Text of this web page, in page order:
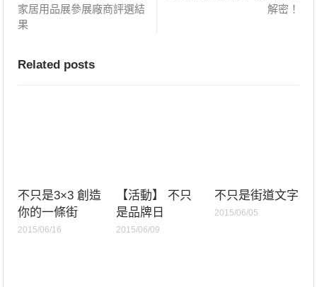
家居用品展參展廠商評選結
果
解密！
Related posts
不只是3×3 創造
你的一條街
2015/06/16
【活動】 不只
是品牌日
2015/06/09
不只是街道文字
2015/06/05